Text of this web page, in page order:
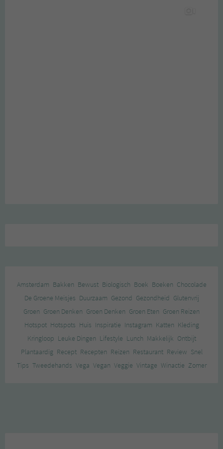
Amsterdam Bakken Bewust Biologisch Boek Boeken Chocolade
De Groene Meisjes Duurzaam Gezond Gezondheid Glutenvrij
Groen Groen Denken Groen Denken Groen Eten Groen Reizen
Hotspot Hotspots Huis Inspiratie Instagram Katten Kleding
Kringloop Leuke Dingen Lifestyle Lunch Makkelijk Ontbijt
Plantaardig Recept Recepten Reizen Restaurant Review Snel
Tips Tweedehands Vega Vegan Veggie Vintage Winactie Zomer